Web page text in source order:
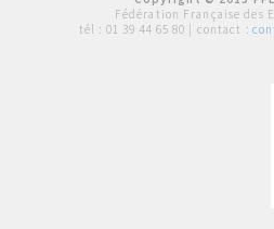
Fédération Française des
tél : 01 39 44 65 80 | contact :